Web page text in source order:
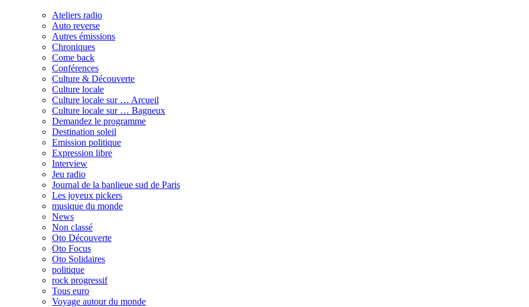
Ateliers radio
Auto reverse
Autres émissions
Chroniques
Come back
Conférences
Culture & Découverte
Culture locale
Culture locale sur … Arcueil
Culture locale sur … Bagneux
Demandez le programme
Destination soleil
Emission politique
Expression libre
Interview
Jeu radio
Journal de la banlieue sud de Paris
Les joyeux pickers
musique du monde
News
Non classé
Oto Découverte
Oto Focus
Oto Solidaires
politique
rock progressif
Tous euro
Voyage autour du monde